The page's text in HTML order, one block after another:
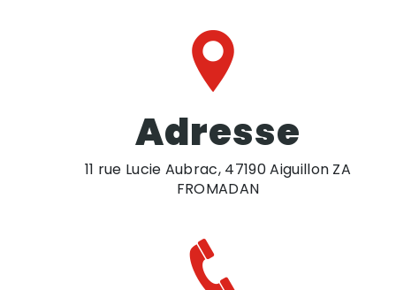
Adresse
11 rue Lucie Aubrac, 47190 Aiguillon ZA
FROMADAN